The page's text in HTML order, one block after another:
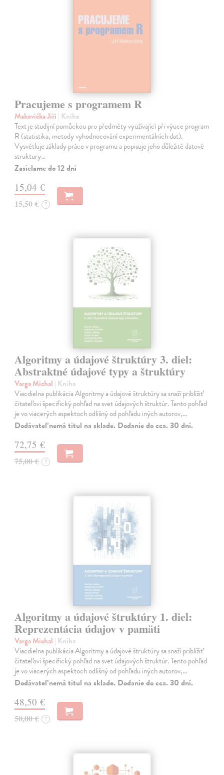
Pracujeme s programem R
Makovička Jiří | Kniha
Text je studijní pomůckou pro předměty využívající při výuce program
R (statistika, metody vyhodnocování experimentálních dat).
Vysvětluje základy práce v programu a popisuje jeho důležité datové
struktury…
Zasielame do 12 dní
15,04 €
15,50 € ?
Algoritmy a údajové štruktúry 3. diel:
Abstraktné údajové typy a štruktúry
Varga Michal | Kniha
Viacdielna publikácia Algoritmy a údajové štruktúry sa snaží priblížiť
čitateľovi špecifický pohľad na svet údajových štruktúr. Tento pohľad
je vo viacerých aspektoch odlišný od pohľadu iných autorov,…
Dodávateľ nemá titul na sklade. Dodanie do cca. 30 dní.
72,75 €
75,00 € ?
Algoritmy a údajové štruktúry 1. diel:
Reprezentácia údajov v pamäti
Varga Michal | Kniha
Viacdielna publikácia Algoritmy a údajové štruktúry sa snaží priblížiť
čitateľovi špecifický pohľad na svet údajových štruktúr. Tento pohľad
je vo viacerých aspektoch odlišný od pohľadu iných autorov,…
Dodávateľ nemá titul na sklade. Dodanie do cca. 30 dní.
48,50 €
50,00 € ?